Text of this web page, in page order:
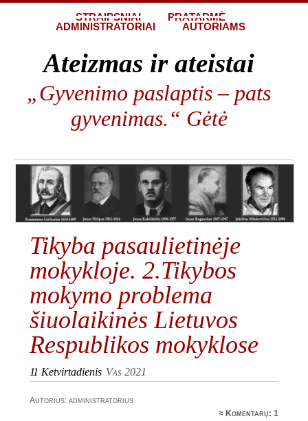
STRAIPSNIAI
PRATARMĖ
ADMINISTRATORIAI
AUTORIAMS
Ateizmas ir ateistai
„Gyvenimo paslaptis – pats
gyvenimas.“ Gėtė
Tikyba pasaulietinėje
mokykloje. 2.Tikybos
mokymo problema
šiuolaikinės Lietuvos
Respublikos mokyklose
11 Ketvirtadienis Vas 2021
Autorius: administratorius
≈ Komentarų: 1